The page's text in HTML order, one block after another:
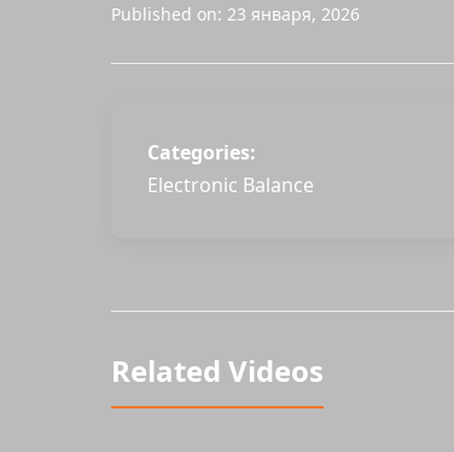
Published on: 23 января, 2026
Categories:
Electronic Balance
Related Videos